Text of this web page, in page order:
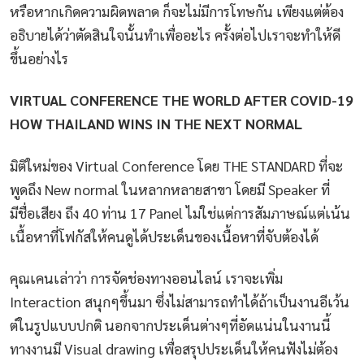
หรือหากเกิดความผิดพลาด ก็จะไม่มีการโทษกัน เพียงแต่ต้อง
อธิบายได้ว่าตัดสินใจนั้นทำเพื่ออะไร ครั้งต่อไปเราจะทำให้ดี
ขึ้นอย่างไร
VIRTUAL CONFERENCE THE WORLD AFTER COVID-19
HOW THAILAND WINS IN THE NEXT NORMAL
มิติใหม่ของ Virtual Conference โดย THE STANDARD ที่จะ
พูดถึง New normal ในหลากหลายสาขา โดยมี Speaker ที่
มีชื่อเสียง ถึง 40 ท่าน 17 Panel ไม่ใช่แต่การสัมภาษณ์แต่เน้น
เนื้อหาที่โฟกัสให้คนดูได้ประเด็นของเนื้อหาที่จับต้องได้
คุณเคนเล่าว่า การจัดช่องทางออนไลน์ เราจะเพิ่ม
Interaction สนุกๆขึ้นมา ซึ่งไม่สามารถทำได้ถ้าเป็นงานอีเว้น
ต์ในรูปแบบปกติ นอกจากประเด็นต่างๆที่อัดแน่นในงานนี้
ทางงานมี Visual drawing เพื่อสรุปประเด็นให้คนฟังไม่ต้อง